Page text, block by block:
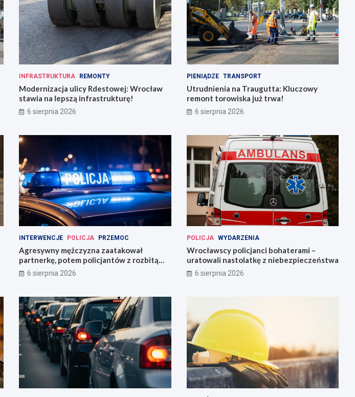
INFRASTRUKTURA REMONTY
Modernizacja ulicy Rdestowej: Wrocław
stawia na lepszą infrastrukturę!
6 sierpnia 2026
PIENIĄDZE TRANSPORT
Utrudnienia na Traugutta: Kluczowy
remont torowiska już trwa!
6 sierpnia 2026
INTERWENCJE POLICJA PRZEMOC
Agresywny mężczyzna zaatakował
partnerkę, potem policjantów z rozbitą
butelką
6 sierpnia 2026
POLICJA WYDARZENIA
Wrocławscy policjanci bohaterami –
uratowali nastolatkę z niebezpieczeństwa
6 sierpnia 2026